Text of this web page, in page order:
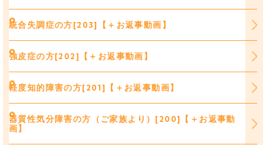
統合失調症の方[203]【＋お返事動画】
強皮症の方[202]【＋お返事動画】
軽度知的障害の方[201]【＋お返事動画】
器質性気分障害の方（ご家族より）[200]【＋お返事動
画】